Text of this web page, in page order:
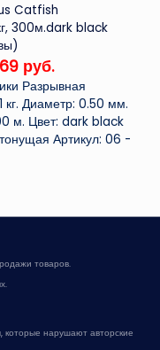
Catfish
300м.dark black
руб.
Разрывная
кг. Диаметр: 0.50 мм.
м. Цвет: dark black
Артикул: 06 -
товаров.
нарушают авторские